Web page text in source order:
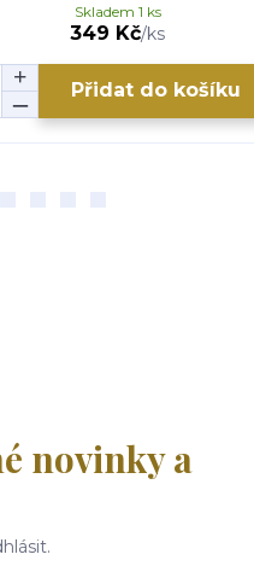
349 Kč/ks
Skladem 1 ks
Přidat do košíku
novinky a